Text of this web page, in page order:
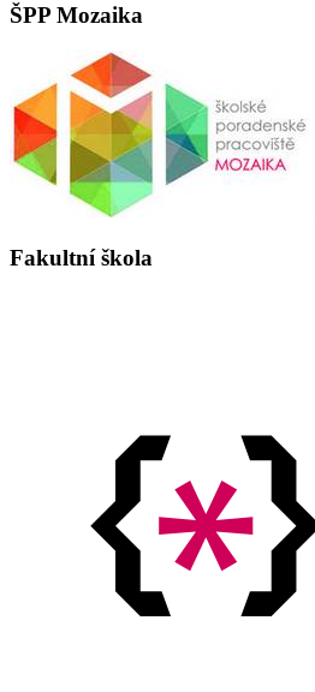
ŠPP Mozaika
Fakultní škola